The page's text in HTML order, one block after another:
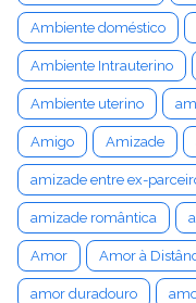
Ambiente doméstico
Ambiente Intrauterino
Ambiente uterino
Amigo Amizade
amizade entre ex-
amizade romântica
Amor Amor à
amor duradouro